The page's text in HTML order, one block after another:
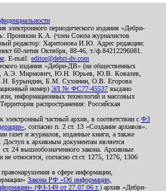
электронного периодического издания «Дебри-
Пронякин К.А. (член Союза журналистов
редактор: Харитонова И.Ю. Адрес редакции:
60-летия Октября, 88-46, т./ф.84212296081.
. E-mail: editor@debri-dv.com
издания «Дебри-ДВ» (на общественных
А.Э. Мирмович, Ю.Н. Юрьев, Ю.В. Ковалев,
Бурындин, Б.М. Сухинин, О.В. Егорова
номер) ЭЛ № ФС77-45537 выдано
информационных технологий и массовых
распространения: Российская
частный архив, в соответствии с ФЗ
, согласно п. 2 ст. 13 «Создание архивов».
газет и журналов, изданные книги, а также
Доступ к архивным документам является
24 вышеобозначенного закона. Архивные
относятся, согласно ст.ст. 1275, 1276, 1306
в сфере информации,
Закона РФ «Об информации,
(ФЗ-149 от 27.07.06 г.) архив «Дебри-